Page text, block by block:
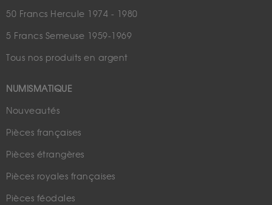
50 Francs Hercule 1974 - 1980
5 Francs Semeuse 1959-1969
Tous nos produits en argent
NUMISMATIQUE
Nouveautés
Pièces françaises
Pièces étrangères
Pièces royales françaises
Pièces féodales